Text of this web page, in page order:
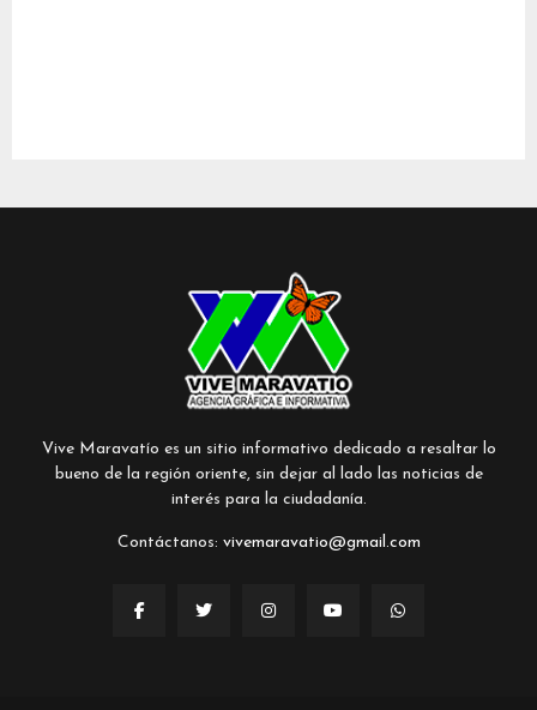
Vive Maravatío es un sitio informativo dedicado a resaltar lo
bueno de la región oriente, sin dejar al lado las noticias de
interés para la ciudadanía.
Contáctanos: vivemaravatio@gmail.com